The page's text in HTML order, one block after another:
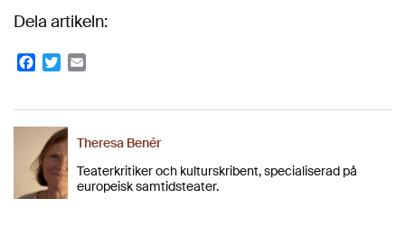
Dela artikeln:
Facebook
TwitterEmail
Theresa Benér
Teaterkritiker och kulturskribent, specialiserad på
europeisk samtidsteater.